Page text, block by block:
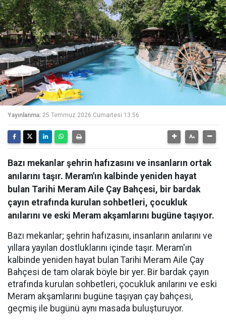
Yayınlanma: 25 Temmuz 2026 Cumartesi 13:56
Bazı mekanlar şehrin hafızasını ve insanların ortak
anılarını taşır. Meram'ın kalbinde yeniden hayat
bulan Tarihi Meram Aile Çay Bahçesi, bir bardak
çayın etrafında kurulan sohbetleri, çocukluk
anılarını ve eski Meram akşamlarını bugüne taşıyor.
Bazı mekanlar; şehrin hafızasını, insanların anılarını ve
yıllara yayılan dostluklarını içinde taşır. Meram'ın
kalbinde yeniden hayat bulan Tarihi Meram Aile Çay
Bahçesi de tam olarak böyle bir yer. Bir bardak çayın
etrafında kurulan sohbetleri, çocukluk anılarını ve eski
Meram akşamlarını bugüne taşıyan çay bahçesi,
geçmiş ile bugünü aynı masada buluşturuyor.